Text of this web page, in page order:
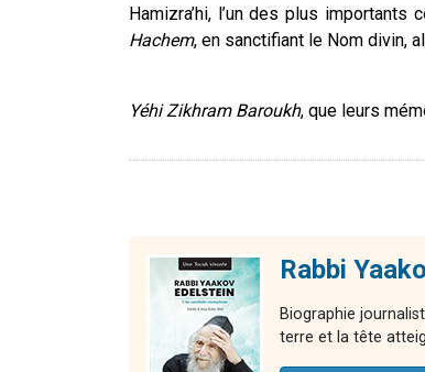
Hamizra’hi, l’un des plus
Hachem, en sanctifiant le Nom divin,
Yéhi Zikhram Baroukh, que leurs
Rabbi
Biographie
terre et la tête